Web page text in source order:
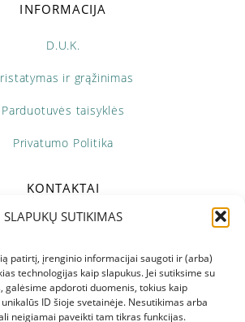
SLAPUKŲ SUTIKIMAS
patirtį, įrenginio informacijai saugoti ir (arba)
technologijas kaip slapukus. Jei sutiksime su
galėsime apdoroti duomenis, tokius kaip
ID šioje svetainėje. Nesutikimas arba
neigiamai paveikti tam tikras funkcijas.
INFORMACIJA
D.U.K.
ir grąžinimas
Parduotuvės taisyklės
Privatumo Politika
KONTAKTAI
+370 673 69298
Pir - Pen: 10:00 - 18:00
info@naturele.lt